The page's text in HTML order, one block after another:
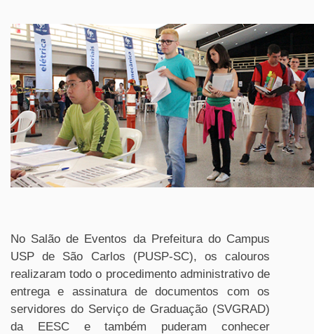
No Salão de Eventos da Prefeitura do Campus
USP de São Carlos (PUSP-SC), os calouros
realizaram todo o procedimento administrativo de
entrega e assinatura de documentos com os
servidores do Serviço de Graduação (SVGRAD)
da EESC e também puderam conhecer